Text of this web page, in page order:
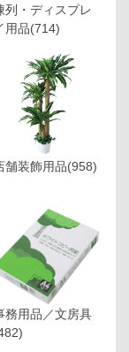
列・ディスプレ
用品(714)
舗装飾用品(958)
務用品／文房具